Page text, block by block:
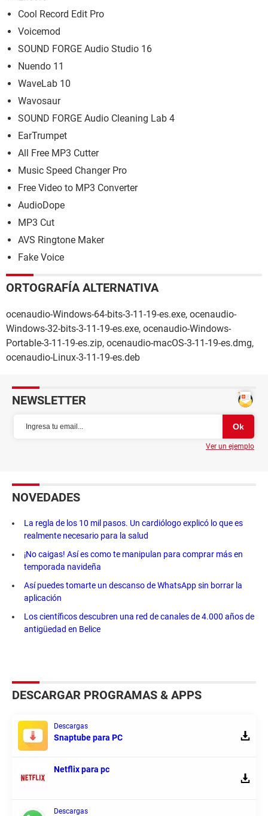
Cool Record Edit Pro
Voicemod
SOUND FORGE Audio Studio 16
Nuendo 11
WaveLab 10
Wavosaur
SOUND FORGE Audio Cleaning Lab 4
EarTrumpet
All Free MP3 Cutter
Music Speed Changer Pro
Free Video to MP3 Converter
AudioDope
MP3 Cut
AVS Ringtone Maker
Fake Voice
ORTOGRAFÍA ALTERNATIVA
ocenaudio-Windows-64-bits-3-11-19-es.exe, ocenaudio-
Windows-32-bits-3-11-19-es.exe, ocenaudio-Windows-
Portable-3-11-19-es.zip, ocenaudio-macOS-3-11-19-es.dmg,
ocenaudio-Linux-3-11-19-es.deb
NEWSLETTER
Ver un ejemplo
NOVEDADES
La regla de los 10 mil pasos. Un cardiólogo explicó lo que es
realmente necesario para la salud
¡No caigas! Así es como te manipulan para comprar más en
temporada navideña
Así puedes tomarte un descanso de WhatsApp sin borrar la
aplicación
Los científicos descubren una red de canales de 4.000 años de
antigüedad en Belice
DESCARGAR PROGRAMAS & APPS
Descargas
Snaptube para PC
Netflix para pc
Descargas